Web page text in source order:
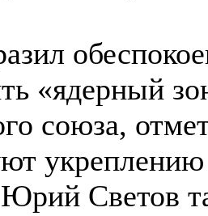
«ядерный
союза,
Светов